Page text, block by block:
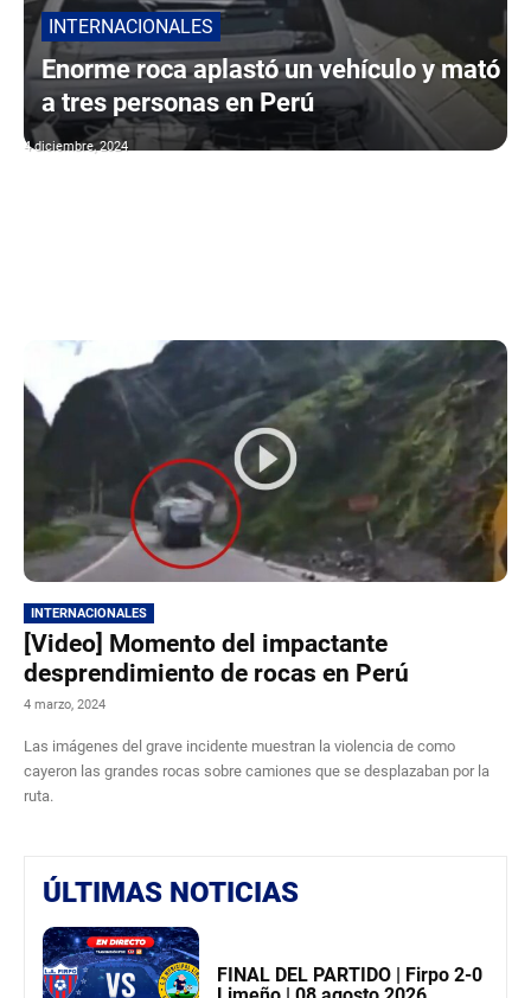
INTERNACIONALES
Enorme roca aplastó un vehículo y mató
a tres personas en Perú
4 diciembre, 2024
INTERNACIONALES
[Video] Momento del impactante
desprendimiento de rocas en Perú
4 marzo, 2024
Las imágenes del grave incidente muestran la violencia de como
cayeron las grandes rocas sobre camiones que se desplazaban por la
ruta.
ÚLTIMAS NOTICIAS
FINAL DEL PARTIDO | Firpo 2-0